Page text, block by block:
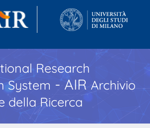
Research
System - AIR Archivio
della Ricerca